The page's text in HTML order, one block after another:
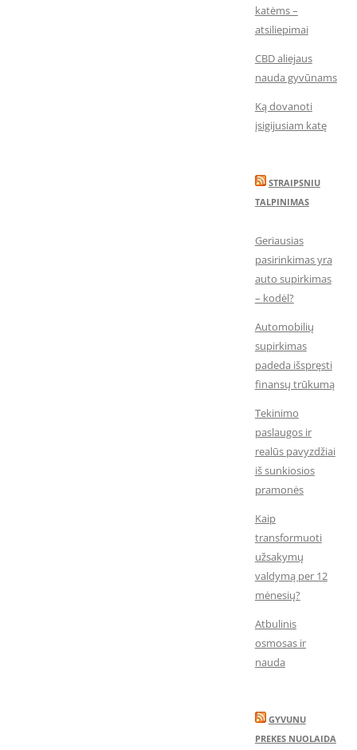
katėms –
atsiliepimai
CBD aliejaus
nauda gyvūnams
Ką dovanoti
įsigijusiam katę
STRAIPSNIU
TALPINIMAS
Geriausias
pasirinkimas yra
auto supirkimas
– kodėl?
Automobilių
supirkimas
padeda išspręsti
finansų trūkumą
Tekinimo
paslaugos ir
realūs pavyzdžiai
iš sunkiosios
pramonės
Kaip
transformuoti
užsakymų
valdymą per 12
mėnesių?
Atbulinis
osmosas ir
nauda
GYVUNU
PREKES NUOLAIDA